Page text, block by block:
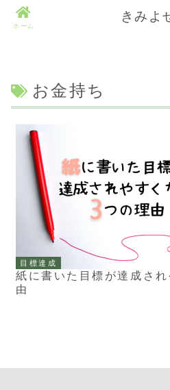
お金持ち
目標達成
紙に書いた目標が達成さ
由
ホーム きみよ